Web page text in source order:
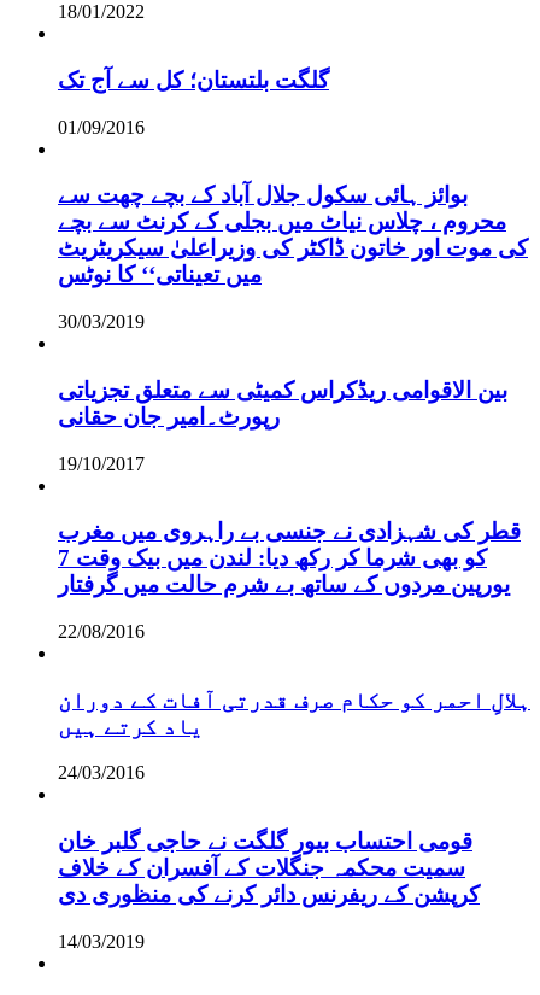
18/01/2022
گلگت بلتستان؛ کل سے آج تک
01/09/2016
بوائز ہائی سکول جلال آباد کے بچے چھت سے
محروم ، چلاس نیاٹ میں بجلی کے کرنٹ سے بچے
کی موت اور خاتون ڈاکٹر کی وزیراعلیٰ سیکریٹریٹ
میں تعیناتی‘‘ کا نوٹس
30/03/2019
بین الاقوامی ریڈکراس کمیٹی سے متعلق تجزیاتی
رپورٹ۔امیر جان حقانی
19/10/2017
قطر کی شہزادی نے جنسی بے راہروی میں مغرب
کو بھی شرما کر رکھ دیا: لندن میں بیک وقت 7
یورپین مردوں کے ساتھ بے شرم حالت میں گرفتار
22/08/2016
ہلالِ احمر کو حکام صرف قدرتی آفات کے دوران
یاد کرتے ہیں
24/03/2016
قومی احتساب بیور گلگت نے حاجی گلبر خان
سمیت محکمہ جنگلات کے آفسران کے خلاف
کرپشن کے ریفرنس دائر کرنے کی منظوری دی
14/03/2019